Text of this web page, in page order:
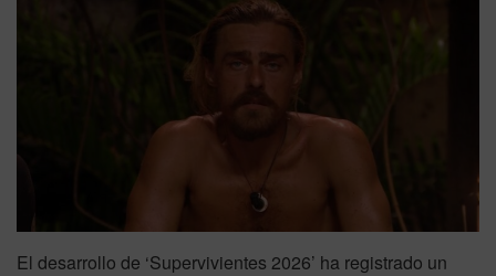
El desarrollo de ‘Supervivientes 2026’ ha registrado un